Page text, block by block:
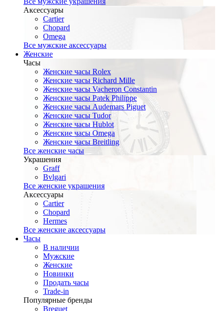
Аксессуары
Cartier
Chopard
Omega
Все мужские аксессуары
Женские
Часы
Женские часы Rolex
Женские часы Richard Mille
Женские часы Vacheron Constantin
Женские часы Patek Philippe
Женские часы Audemars Piguet
Женские часы Tudor
Женские часы Hublot
Женские часы Omega
Женские часы Breitling
Все женские часы
Украшения
Graff
Bvlgari
Все женские украшения
Аксессуары
Cartier
Chopard
Hermes
Все женские аксессуары
Часы
В наличии
Мужские
Женские
Новинки
Продать часы
Trade-in
Популярные бренды
Breguet